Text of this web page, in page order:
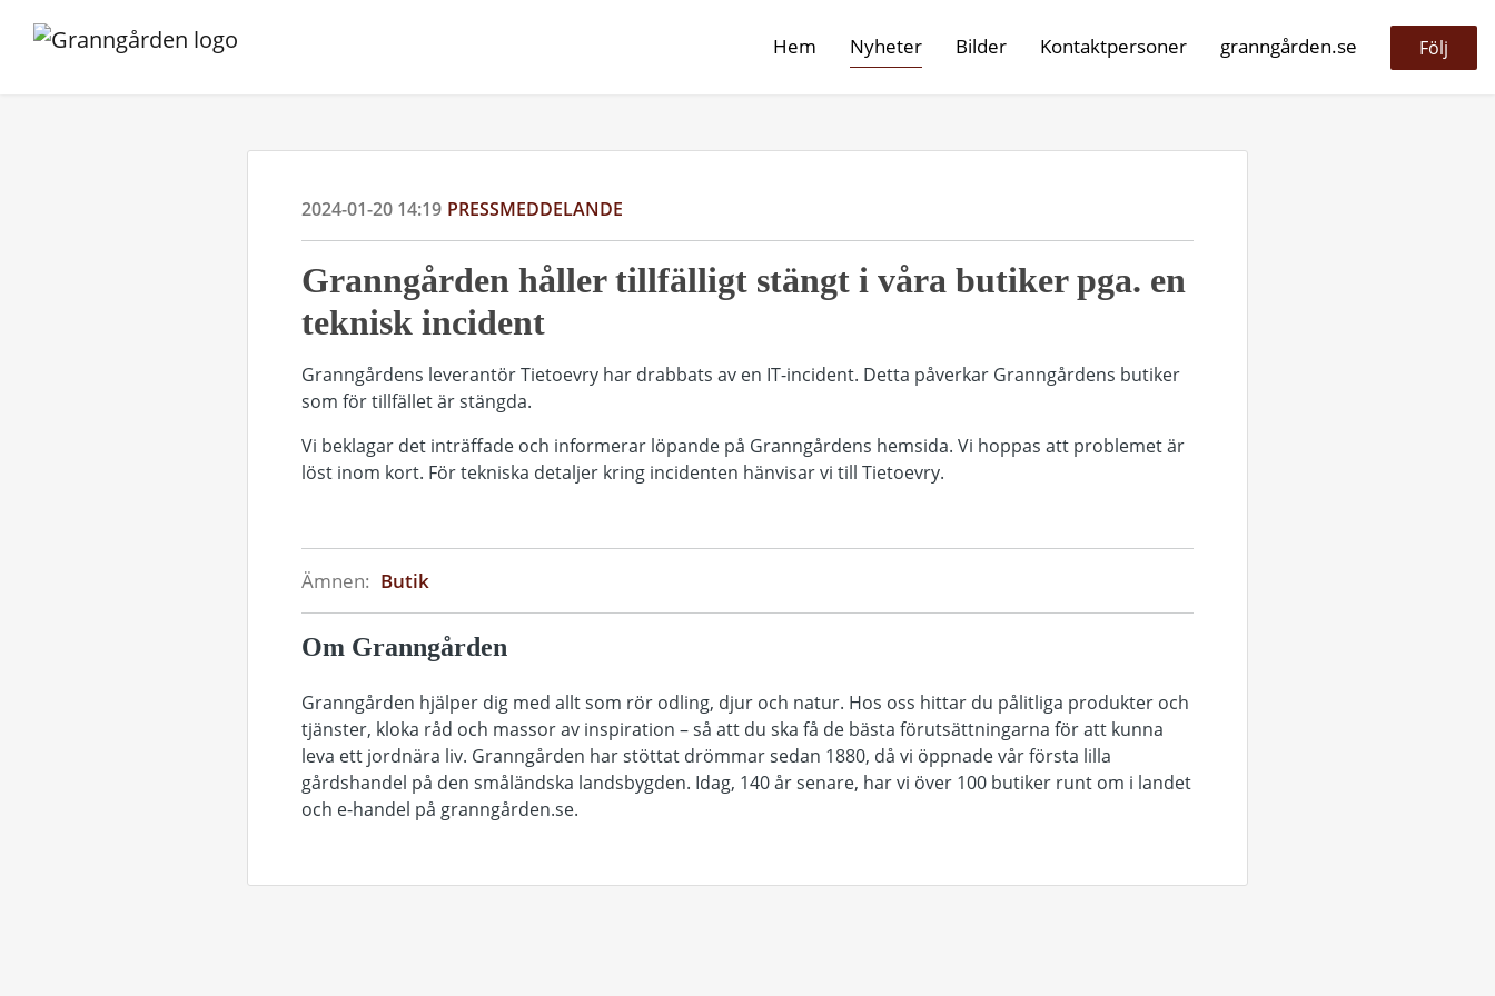
Hem Nyheter Bilder Kontaktpersoner granngården.se Följ
2024-01-20 14:19 PRESSMEDDELANDE
Granngården håller tillfälligt stängt i våra butiker pga. en
teknisk incident
Granngårdens leverantör Tietoevry har drabbats av en IT-incident. Detta påverkar Granngårdens butiker
som för tillfället är stängda.
Vi beklagar det inträffade och informerar löpande på Granngårdens hemsida. Vi hoppas att problemet är
löst inom kort. För tekniska detaljer kring incidenten hänvisar vi till Tietoevry.
Ämnen: Butik
Om Granngården
Granngården hjälper dig med allt som rör odling, djur och natur. Hos oss hittar du pålitliga produkter och
tjänster, kloka råd och massor av inspiration – så att du ska få de bästa förutsättningarna för att kunna
leva ett jordnära liv. Granngården har stöttat drömmar sedan 1880, då vi öppnade vår första lilla
gårdshandel på den småländska landsbygden. Idag, 140 år senare, har vi över 100 butiker runt om i landet
och e-handel på granngården.se.